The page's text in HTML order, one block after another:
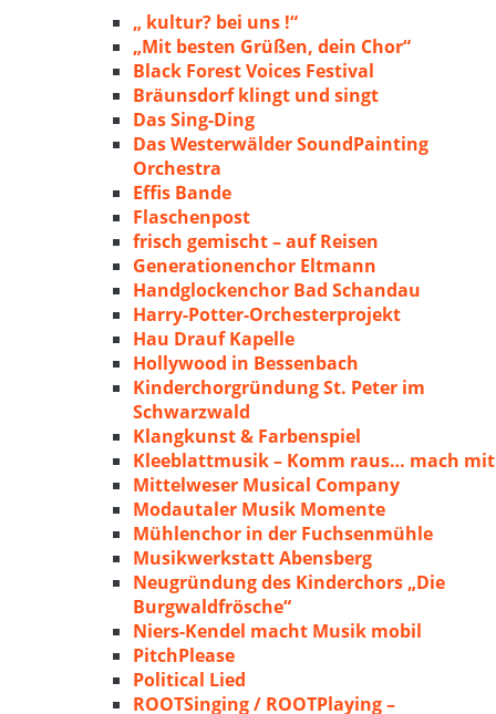
„ kultur? bei uns !“
„Mit besten Grüßen, dein Chor“
Black Forest Voices Festival
Bräunsdorf klingt und singt
Das Sing-Ding
Das Westerwälder SoundPainting
Orchestra
Effis Bande
Flaschenpost
frisch gemischt – auf Reisen
Generationenchor Eltmann
Handglockenchor Bad Schandau
Harry-Potter-Orchesterprojekt
Hau Drauf Kapelle
Hollywood in Bessenbach
Kinderchorgründung St. Peter im
Schwarzwald
Klangkunst & Farbenspiel
Kleeblattmusik – Komm raus… mach mit
Mittelweser Musical Company
Modautaler Musik Momente
Mühlenchor in der Fuchsenmühle
Musikwerkstatt Abensberg
Neugründung des Kinderchors „Die
Burgwaldfrösche“
Niers-Kendel macht Musik mobil
PitchPlease
Political Lied
ROOTSinging / ROOTPlaying –